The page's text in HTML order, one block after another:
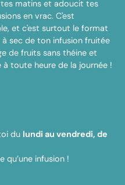
matins et adoucit tes
en vrac. C'est
et c'est surtout le format
sec de ton infusion fruitée
de fruits sans théine et
toute heure de la journée !
du lundi au vendredi, de
qu’une infusion !